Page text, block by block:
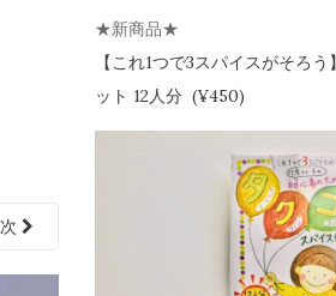
次
★新商品★
【これ1つで3スパイスがそろう】
ット 12人分 (¥450)